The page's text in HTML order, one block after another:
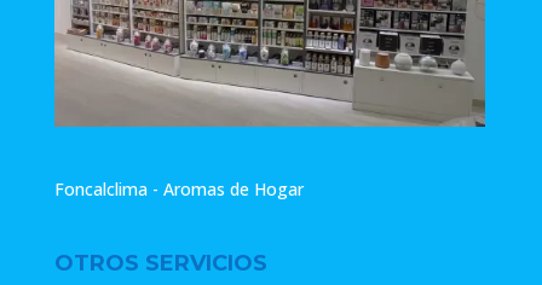
Foncalclima - Aromas de Hogar
OTROS SERVICIOS